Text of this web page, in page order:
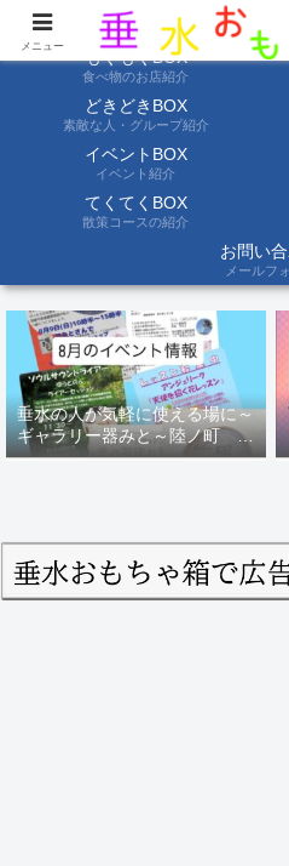
ようこそ垂水おもちゃ箱へ。垂水の情報
もぐもぐBOX
食べ物のお店紹介
どきどきBOX
素敵な人・グループ紹介
イベントBOX
イベント紹介
てくてくBOX
散策コースの紹介
お問い
メールフ
垂水の人が気軽に使える場に～
ギャラリー器みと～陸ノ町 ８
月のイベント情報
メニュー